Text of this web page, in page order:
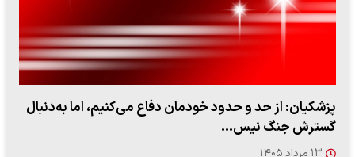
پزشکیان: از حد و حدود خودمان دفاع می‌کنیم، اما به‌دنبال
گسترش جنگ نیس…
۱۳ مرداد ۱۴۰۵